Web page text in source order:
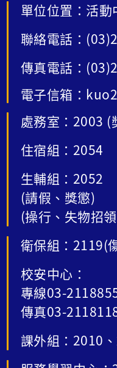
單位位置：活動
聯絡電話：
傳真電話：
電子信箱：
處務室：2003 (
住宿組：2054
生輔組：2052
(請假、獎懲)
(操行、失物招
衛保組：2119(
校安中心：
專線03-
傳真03-
課外組：2010